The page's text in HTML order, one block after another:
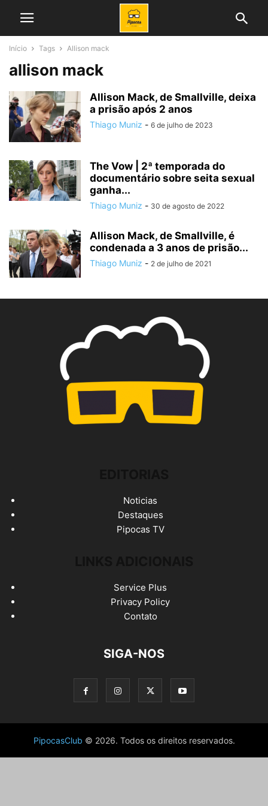
Início Tags Allison mack
allison mack
Allison Mack, de Smallville, deixa
a prisão após 2 anos
Thiago Muniz - 6 de julho de 2023
The Vow | 2ª temporada do
documentário sobre seita sexual
ganha...
Thiago Muniz - 30 de agosto de 2022
Allison Mack, de Smallville, é
condenada a 3 anos de prisão...
Thiago Muniz - 2 de julho de 2021
Noticias
Destaques
Pipocas TV
Service Plus
Privacy Policy
Contato
SIGA-NOS
PipocasClub © 2026. Todos os direitos reservados.